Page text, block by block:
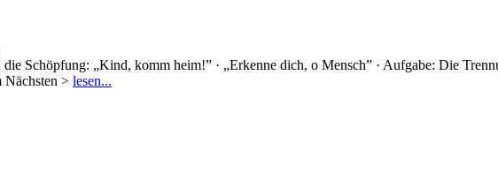
Schöpfung: „Kind, komm heim!” · „Erkenne dich, o Mensch” · Aufgabe: Die
Nächsten > lesen...